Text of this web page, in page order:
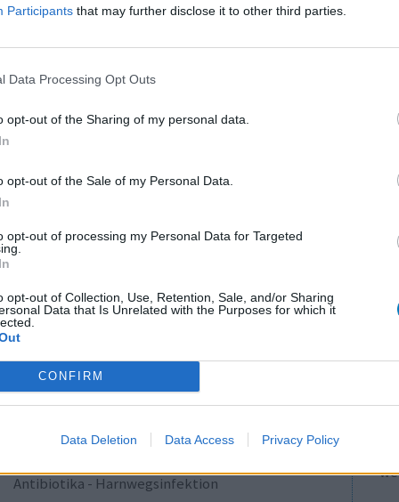
Participants that may further disclose it to other third parties.
Data Processing Opt Outs
opt-out of the Sharing of my personal data.
opt-out of the Sale of my Personal Data.
opt-out of processing my Personal Data for Targeted
opt-out of Collection, Use, Retention, Sale, and/or Sharing
Data that Is Unrelated with the Purposes for which it
CONFIRM
Data Deletion Data Access Privacy Policy
Pilze - Mund
Antibiotika - Chinolone
Schmerz - Morphin-ähnliche
Antibiotika - Penizilline (breit)
Blutdruck - Beta-Blocker
Empfängnis Verhütung - andere Mittel
Depression - SSRI
Diabetes (Zuckerkrankheit) - orale Antidiabetika
ADHS - stimulierende Mittel
Blutdruck - Calciumkanalblocker
Antibiotika - Harnwegsinfektion
zu